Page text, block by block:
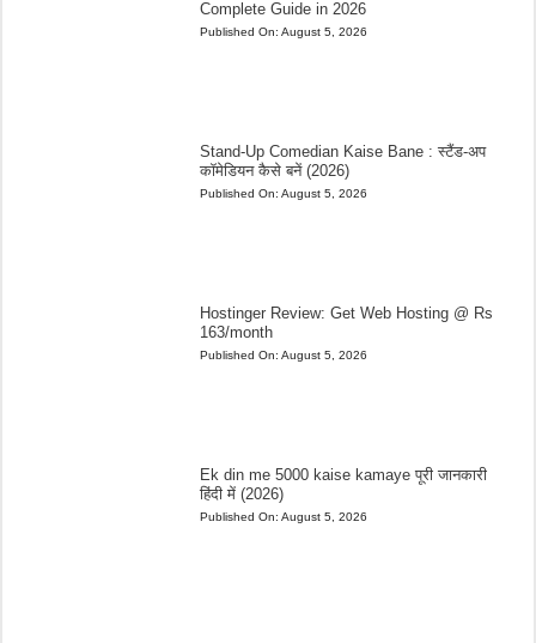
Complete Guide in 2026
Published On: August 5, 2026
Stand-Up Comedian Kaise Bane : स्टैंड-अप
कॉमेडियन कैसे बनें (2026)
Published On: August 5, 2026
Hostinger Review: Get Web Hosting @ Rs
163/month
Published On: August 5, 2026
Ek din me 5000 kaise kamaye पूरी जानकारी
हिंदी में (2026)
Published On: August 5, 2026